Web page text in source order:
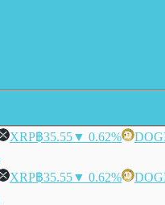
XRP฿35.55▼ 0.62%
XRP฿35.55▼ 0.62%